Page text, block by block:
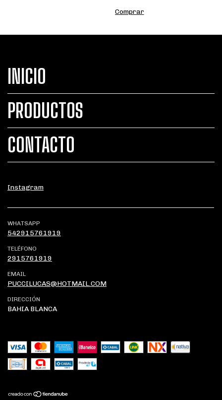
Comprar
INICIO
PRODUCTOS
CONTACTO
Instagram
WHATSAPP
542915761919
TELÉFONO
2915761919
EMAIL
PUCCILUCAS@HOTMAIL.COM
DIRECCIÓN
BAHIA BLANCA